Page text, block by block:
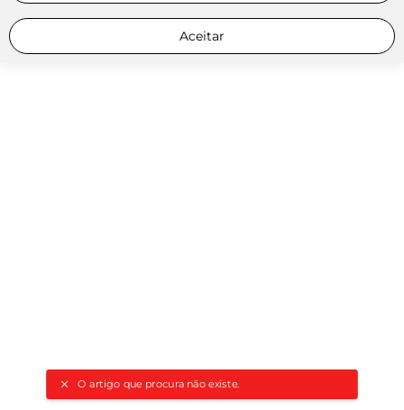
O artigo que procura não existe.
Aceitar